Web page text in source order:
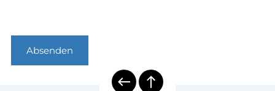
Absenden